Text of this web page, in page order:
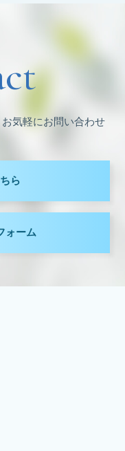
気軽にお問い合わせ
ら
ォーム